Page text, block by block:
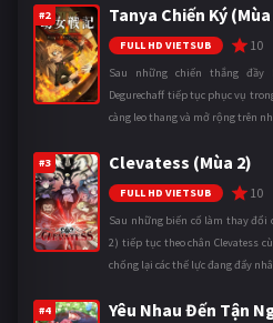
#2 Tanya Chiến Ký
FULL HD VIETSUB 10
Sau những chiến thắng đầy
Degurechaff tiếp tục phục vụ
càng leo thang và mở rộng trên
#3 Clevatess (Mùa 2)
FULL HD VIETSUB 10
Sau những biến cố làm thay đổi
2) tiếp tục theo chân Clevatess
chống lại các thế lực đang đẩy
#4 Yêu Nhau Đến Tận